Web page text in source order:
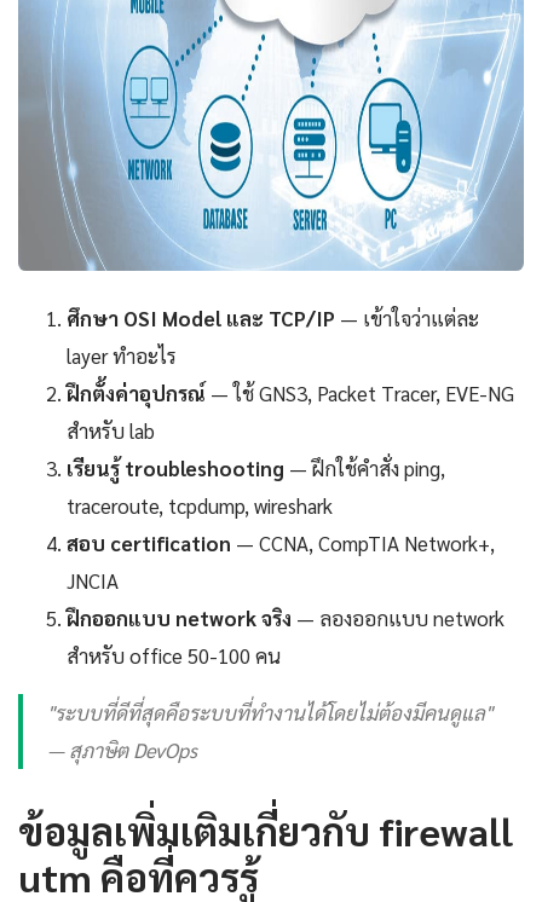
ศึกษา OSI Model และ TCP/IP — เข้าใจว่าแต่ละ
layer ทำอะไร
ฝึกตั้งค่าอุปกรณ์ — ใช้ GNS3, Packet Tracer, EVE-NG
สำหรับ lab
เรียนรู้ troubleshooting — ฝึกใช้คำสั่ง ping,
traceroute, tcpdump, wireshark
สอบ certification — CCNA, CompTIA Network+,
JNCIA
ฝึกออกแบบ network จริง — ลองออกแบบ network
สำหรับ office 50-100 คน
"ระบบที่ดีที่สุดคือระบบที่ทำงานได้โดยไม่ต้องมีคนดูแล"
— สุภาษิต DevOps
ข้อมูลเพิ่มเติมเกี่ยวกับ firewall
utm คือที่ควรรู้